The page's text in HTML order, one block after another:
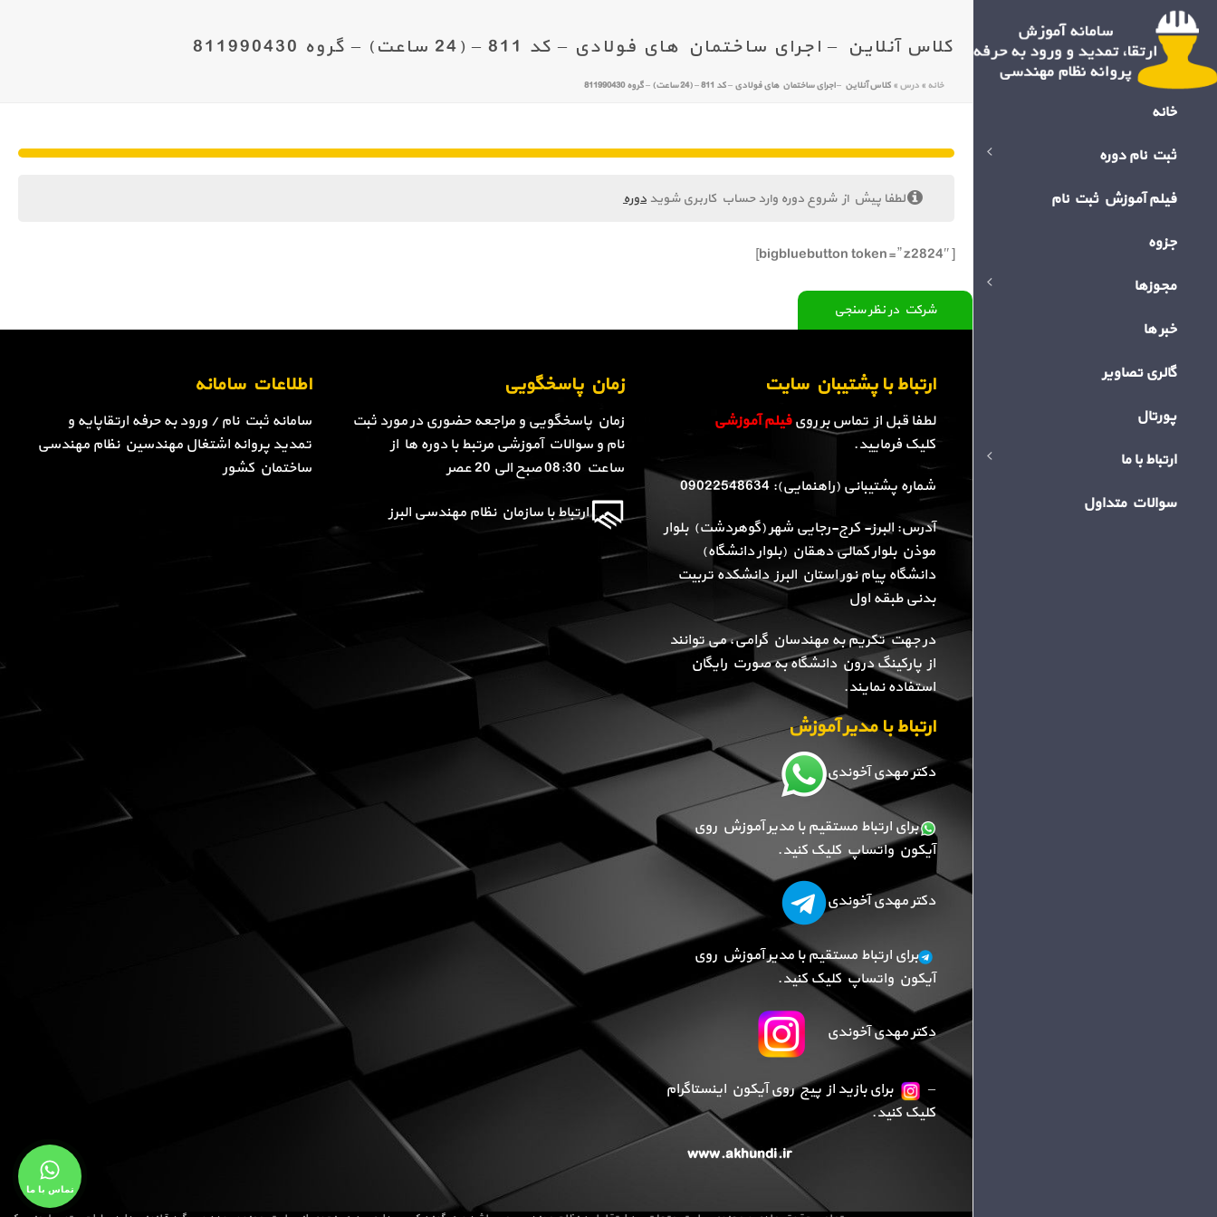
خانه
ثبت نام دوره
فیلم آموزش ثبت نام
جزوه
مجوزها
خبر ها
گالری تصاویر
پورتال
ارتباط با ما
سوالات متداول
کلاس آنلاین – اجرای ساختمان های فولادی – کد 811 – (24 ساعت) – گروه 811990430
خانه » درس » کلاس آنلاین – اجرای ساختمان های فولادی – کد 811 – (24 ساعت) – گروه 811990430
شرکت در نظر سنجی
لطفا پیش از شروع دوره وارد حساب کاربری شویددوره
[bigbluebutton token=” z2824″]
اطلاعات سامانه
سامانه ثبت نام / ورود به حرفه ارتقاپایه و
تمدید پروانه اشتغال مهندسین نظام مهندسی
ساختمان کشور
زمان پاسخگویی
زمان پاسخگویی و مراجعه حضوری در مورد ثبت
نام و سوالات آموزشی مرتبط با دوره ها از
ساعت 08:30 صبح الی 20 عصر
ارتباط با سازمان نظام مهندسی البرز
ارتباط با پشتیبان سایت
لطفا قبل از تماس بر رویفیلم آموزشی
کلیک فرمایید.
شماره پشتیبانی (راهنمایی): 09022548634
آدرس: البرز- کرج-رجایی شهر (گوهردشت) بلوار
موذن بلوار کمالی دهقان (بلوار دانشگاه)
دانشگاه پیام نور استان البرز دانشکده تربیت
بدنی طبقه اول
در جهت تکریم به مهندسان گرامی، می توانند
از پارکینگ درون دانشگاه به صورت رایگان
استفاده نمایند.
ارتباط با مدیر آموزش
دکتر مهدی آخوندی
برای ارتباط مستقیم با مدیر آموزش روی
آیکون واتساپ کلیک کنید.
دکتر مهدی آخوندی
برای ارتباط مستقیم با مدیر آموزش روی
آیکون واتساپ کلیک کنید.
دکتر مهدی آخوندی
–
برای بازید از پیج روی آیکون اینستاگرام
کلیک کنید.
www.akhundi.ir
تماس با ما